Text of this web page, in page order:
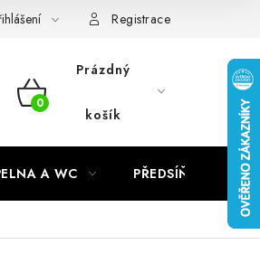
Registrace
NÁKUPNÍ
Prázdný
košík
A WC PŘEDSÍŇ